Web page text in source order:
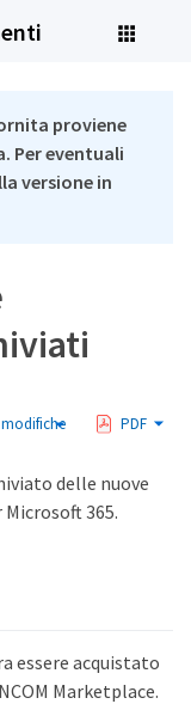
proviene
Per eventuali
versione in
modifiche PDF
delle nuove
365.
essere acquistato
Marketplace.